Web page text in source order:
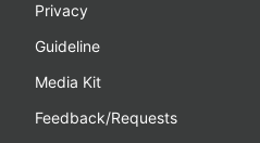
Privacy
Guideline
Media Kit
Feedback/Requests